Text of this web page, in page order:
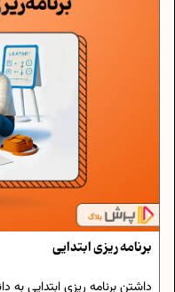
برنامه ریزی ابتدایی
داشتن برنامه‌ ریزی ابتدایی